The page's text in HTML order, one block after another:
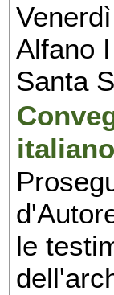
Alfano
Santa
le